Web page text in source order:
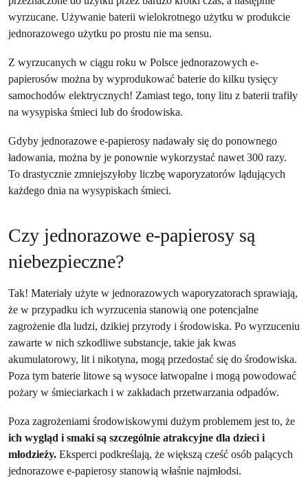
wyrzucane. Używanie baterii wielokrotnego użytku w produkcie
jednorazowego użytku po prostu nie ma sensu.
Z wyrzucanych w ciągu roku w Polsce jednorazowych e-
papierosów można by wyprodukować baterie do kilku tysięcy
samochodów elektrycznych! Zamiast tego, tony litu z baterii trafiły
na wysypiska śmieci lub do środowiska.
Gdyby jednorazowe e-papierosy nadawały się do ponownego
ładowania, można by je ponownie wykorzystać nawet 300 razy.
To drastycznie zmniejszyłoby liczbę waporyzatorów lądujących
każdego dnia na wysypiskach śmieci.
Czy jednorazowe e-papierosy są
niebezpieczne?
Tak! Materiały użyte w jednorazowych waporyzatorach sprawiają,
że w przypadku ich wyrzucenia stanowią one potencjalne
zagrożenie dla ludzi, dzikiej przyrody i środowiska. Po wyrzuceniu
zawarte w nich szkodliwe substancje, takie jak kwas
akumulatorowy, lit i nikotyna, mogą przedostać się do środowiska.
Poza tym baterie litowe są wysoce łatwopalne i mogą powodować
pożary w śmieciarkach i w zakładach przetwarzania odpadów.
Poza zagrożeniami środowiskowymi dużym problemem jest to, że
ich wygląd i smaki są szczególnie atrakcyjne dla dzieci i
młodzieży. Eksperci podkreślają, że większą cześć osób palących
jednorazowe e-papierosy stanowią właśnie najmłodsi.